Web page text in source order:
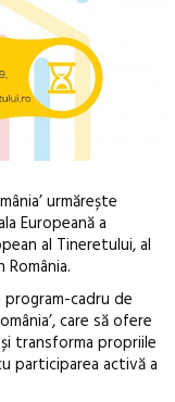
urmărește
Europeană a
al Tineretului, al
cadru de
care să ofere
transforma propriile
participarea activă a